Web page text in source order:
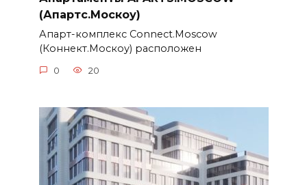
(Апартс.Москоу)
Апарт-комплекс Connect.Moscow
(Коннект.Москоу) расположен
0 20